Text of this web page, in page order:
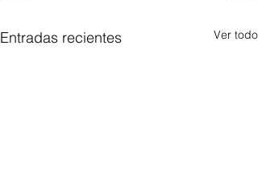
Entradas recientes Ver todo